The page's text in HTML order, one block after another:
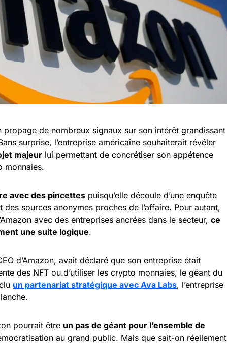
propage de nombreux signaux sur son intérêt grandissant
surprise, l’entreprise américaine souhaiterait révéler
majeur lui permettant de concrétiser son appétence
monnaies.
avec des pincettes puisqu’elle découle d’une enquête
sources anonymes proches de l’affaire. Pour autant,
avec des entreprises ancrées dans le secteur, ce
une suite logique.
d’Amazon, avait déclaré que son entreprise était
des NFT ou d’utiliser les crypto monnaies, le géant du
un partenariat stratégique avec Ava Labs, l’entreprise
pourrait être un pas de géant pour l’ensemble de
au grand public. Mais que sait-on réellement